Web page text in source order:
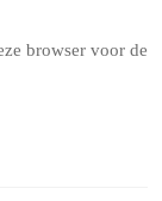
browser voor de